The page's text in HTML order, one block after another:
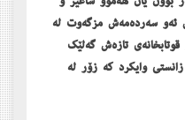
ئەو سەردەمەش مزگەوت لە
تازەش گەلێک
وایکرد کە زۆر لە